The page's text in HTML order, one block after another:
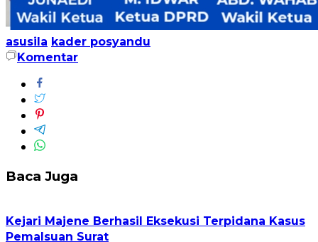
asusila kader posyandu
Komentar
Baca Juga
Kejari Majene Berhasil Eksekusi Terpidana Kasus
Pemalsuan Surat